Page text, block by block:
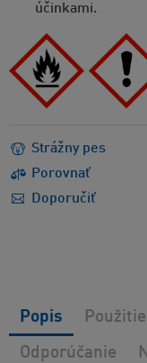
účinkami.
Strážny pes
Porovnať
Doporučiť
Popis Použitie
Odporúčanie